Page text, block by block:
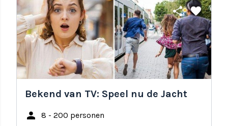
share favorite
Bekend van TV: Speel nu de Jacht
person 8 - 200 personen